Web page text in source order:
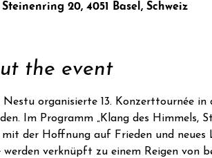
Steinenring 20, 4051 Basel, Schweiz
the event
Nestu organisierte 13. Konzerttournée
Im Programm „Klang des Himmels,
mit der Hoffnung auf Frieden und
werden verknüpft zu einem Reigen von